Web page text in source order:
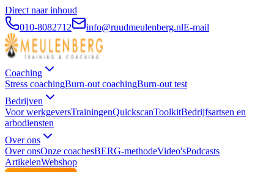
Direct naar inhoud
010-8082712
info@ruudmeulenberg.nlE-mail
Coaching
Stress coachingBurn-out coachingBurn-out test
Bedrijven
Voor werkgeversTrainingenQuickscanToolkitBedrijfsartsen en
arbodiensten
Over ons
Over onsOnze coachesBERG-methodeVideo'sPodcasts
ArtikelenWebshop